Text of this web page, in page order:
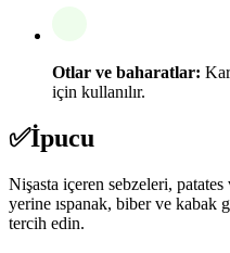
Otlar ve baharatlar:
için kullanılır.
✅İpucu
Nişasta içeren sebzeleri, patates
yerine ıspanak, biber ve kabak
tercih edin.